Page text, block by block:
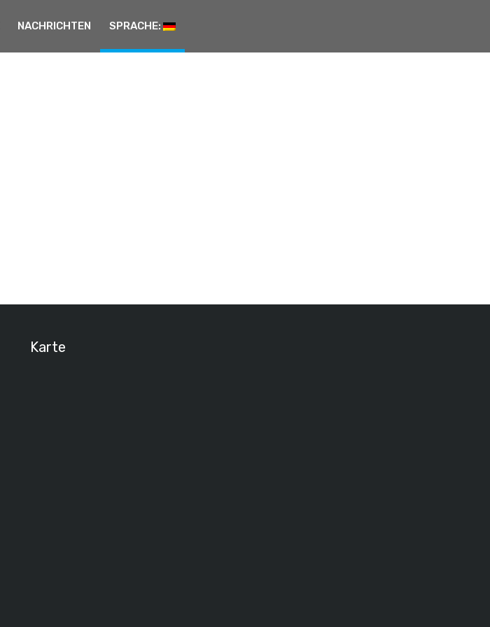
NACHRICHTEN SPRACHE:
Karte